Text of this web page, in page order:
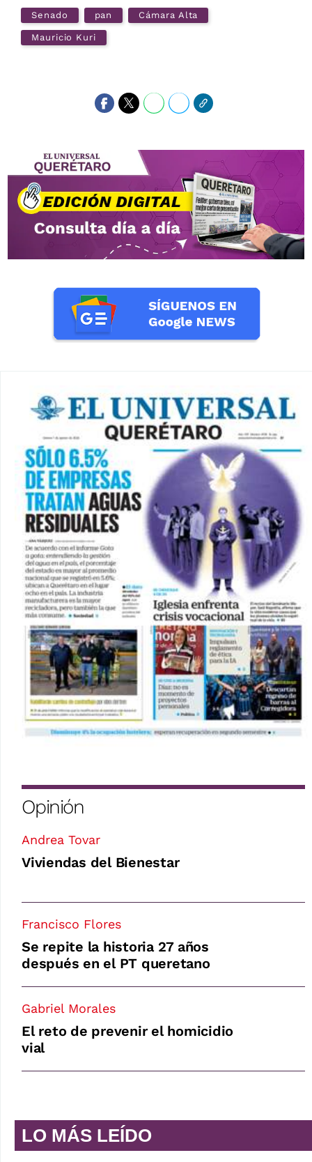
Senado pan Cámara Alta
Mauricio Kuri
Opinión
Andrea Tovar
Viviendas del Bienestar
Francisco Flores
Se repite la historia 27 años
después en el PT queretano
Gabriel Morales
El reto de prevenir el homicidio
vial
LO MÁS LEÍDO